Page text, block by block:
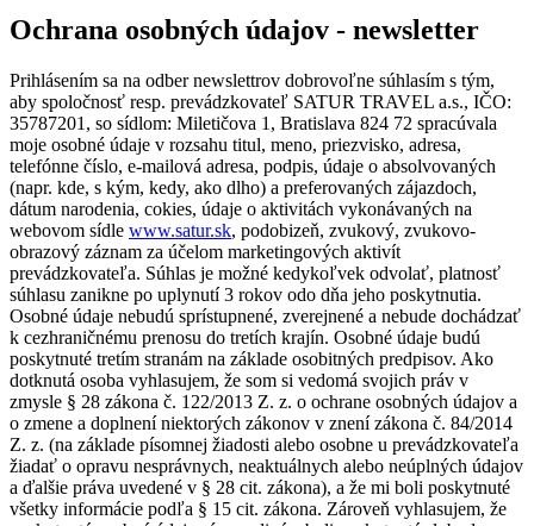
Ochrana osobných údajov - newsletter
Prihlásením sa na odber newslettrov dobrovoľne súhlasím s tým,
aby spoločnosť resp. prevádzkovateľ SATUR TRAVEL a.s., IČO:
35787201, so sídlom: Miletičova 1, Bratislava 824 72 spracúvala
moje osobné údaje v rozsahu titul, meno, priezvisko, adresa,
telefónne číslo, e-mailová adresa, podpis, údaje o absolvovaných
(napr. kde, s kým, kedy, ako dlho) a preferovaných zájazdoch,
dátum narodenia, cokies, údaje o aktivitách vykonávaných na
webovom sídle www.satur.sk, podobizeň, zvukový, zvukovo-
obrazový záznam za účelom marketingových aktivít
prevádzkovateľa. Súhlas je možné kedykoľvek odvolať, platnosť
súhlasu zanikne po uplynutí 3 rokov odo dňa jeho poskytnutia.
Osobné údaje nebudú sprístupnené, zverejnené a nebude dochádzať
k cezhraničnému prenosu do tretích krajín. Osobné údaje budú
poskytnuté tretím stranám na základe osobitných predpisov. Ako
dotknutá osoba vyhlasujem, že som si vedomá svojich práv v
zmysle § 28 zákona č. 122/2013 Z. z. o ochrane osobných údajov a
o zmene a doplnení niektorých zákonov v znení zákona č. 84/2014
Z. z. (na základe písomnej žiadosti alebo osobne u prevádzkovateľa
žiadať o opravu nesprávnych, neaktuálnych alebo neúplných údajov
a ďalšie práva uvedené v § 28 cit. zákona), a že mi boli poskytnuté
všetky informácie podľa § 15 cit. zákona. Zároveň vyhlasujem, že